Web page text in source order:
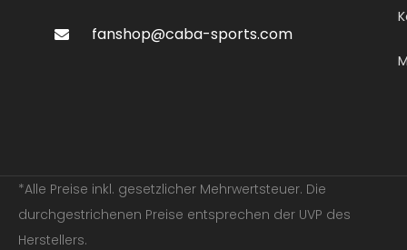
fanshop@caba-sports.com
*Alle Preise inkl. gesetzlicher Mehrwertsteuer. Die
durchgestrichenen Preise entsprechen der UVP des
Herstellers.